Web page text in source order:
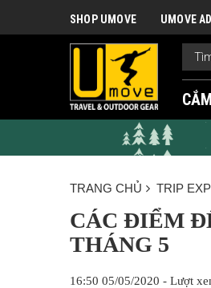
SHOP UMOVE UMOVE
TRANG CHỦ TRIP
CÁC ĐIỂM
THÁNG 5
16:50 05/05/2020 - Lượt